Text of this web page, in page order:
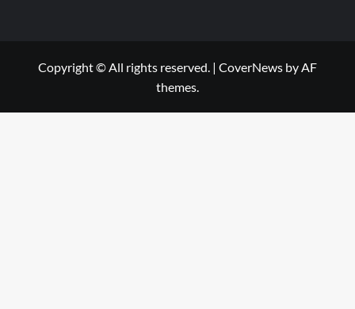
Copyright © All rights reserved. | CoverNews by AF
themes.